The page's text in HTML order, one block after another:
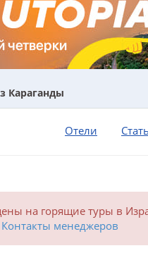
Караганды
Отели
на горящие туры в
Контакты менеджеров